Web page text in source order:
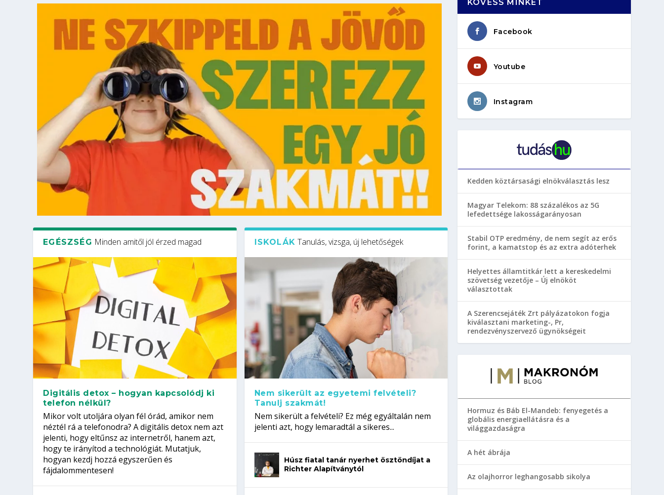
EGÉSZSÉG Minden amitől jól érzed magad
Digitális detox – hogyan kapcsolódj ki
telefon nélkül?
Mikor volt utoljára olyan fél órád, amikor nem
néztél rá a telefonodra? A digitális detox nem azt
jelenti, hogy eltűnsz az internetről, hanem azt,
hogy te irányítod a technológiát. Mutatjuk,
hogyan kezdj hozzá egyszerűen és
fájdalommentesen!
ISKOLÁK Tanulás, vizsga, új lehetőségek
Nem sikerült az egyetemi felvételi?
Tanulj szakmát!
Nem sikerült a felvételi? Ez még egyáltalán nem
jelenti azt, hogy lemaradtál a sikeres...
Húsz fiatal tanár nyerhet ösztöndíjat a
Richter Alapítványtól
KÖVESS MINKET
Facebook
Youtube
Instagram
Kedden köztársasági elnökválasztás lesz
Magyar Telekom: 88 százalékos az 5G
lefedettsége lakosságarányosan
Stabil OTP eredmény, de nem segít az erős
forint, a kamatstop és az extra adóterhek
Helyettes államtitkár lett a kereskedelmi
szövetség vezetője – Új elnököt
választottak
A Szerencsejáték Zrt pályázatokon fogja
kiválasztani marketing-, Pr,
rendezvényszervező ügynökségeit
Hormuz és Báb El-Mandeb: fenyegetés a
globális energiaellátásra és a
világgazdaságra
A hét ábrája
Az olajhorror leghangosabb sikolya